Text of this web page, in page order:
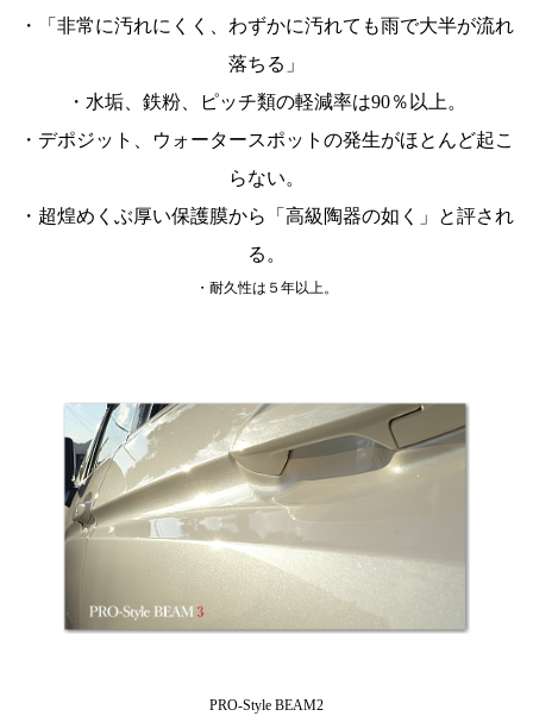
・「非常に汚れにくく、わずかに汚れても雨で大半が流れ
落ちる」
・水垢、鉄粉、ピッチ類の軽減率は90％以上。
・デポジット、ウォータースポットの発生がほとんど起こ
らない。
・超煌めくぶ厚い保護膜から「高級陶器の如く」と評され
る。
・耐久性は５年以上。
PRO-Style BEAM2